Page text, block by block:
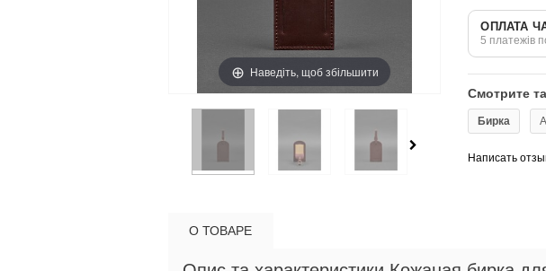
Наведіть, щоб збільшити
ОПЛАТА
5 платежів
Смотрите
Бирка
Написать
О ТОВАРЕ